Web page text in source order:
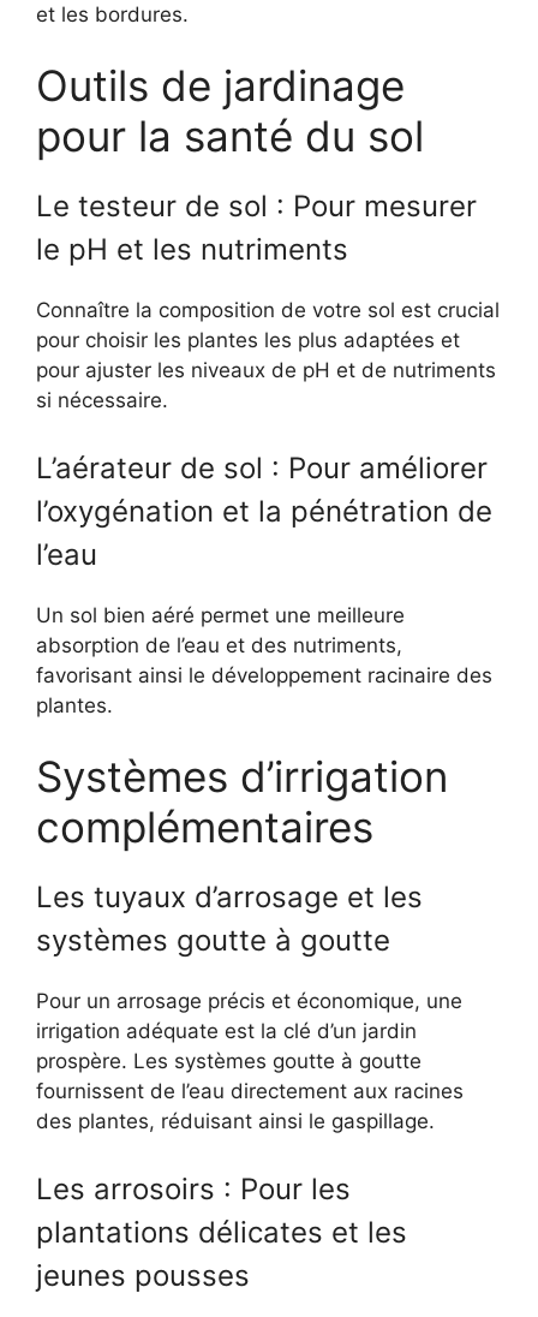
et les bordures.
Outils de jardinage
pour la santé du sol
Le testeur de sol : Pour mesurer
le pH et les nutriments
Connaître la composition de votre sol est crucial
pour choisir les plantes les plus adaptées et
pour ajuster les niveaux de pH et de nutriments
si nécessaire.
L’aérateur de sol : Pour améliorer
l’oxygénation et la pénétration de
l’eau
Un sol bien aéré permet une meilleure
absorption de l’eau et des nutriments,
favorisant ainsi le développement racinaire des
plantes.
Systèmes d’irrigation
complémentaires
Les tuyaux d’arrosage et les
systèmes goutte à goutte
Pour un arrosage précis et économique, une
irrigation adéquate est la clé d’un jardin
prospère. Les systèmes goutte à goutte
fournissent de l’eau directement aux racines
des plantes, réduisant ainsi le gaspillage.
Les arrosoirs : Pour les
plantations délicates et les
jeunes pousses